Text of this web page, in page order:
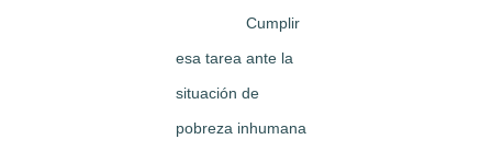
Cumplir
esa tarea ante la
situación de
pobreza inhumana